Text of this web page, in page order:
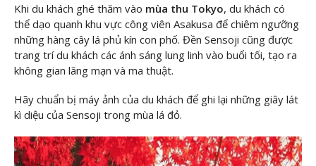
Khi du khách ghé thăm vào mùa thu Tokyo, du khách có
thể dạo quanh khu vực công viên Asakusa để chiêm ngưỡng
những hàng cây lá phủ kín con phố. Đền Sensoji cũng được
trang trí du khách các ánh sáng lung linh vào buổi tối, tạo ra
không gian lãng mạn và ma thuật.
Hãy chuẩn bị máy ảnh của du khách để ghi lại những giây lát
kì diệu của Sensoji trong mùa lá đỏ.